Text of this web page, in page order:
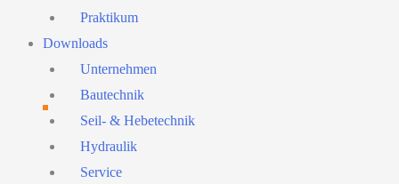
Praktikum
Downloads
Unternehmen
Bautechnik
Seil- & Hebetechnik
Hydraulik
Service